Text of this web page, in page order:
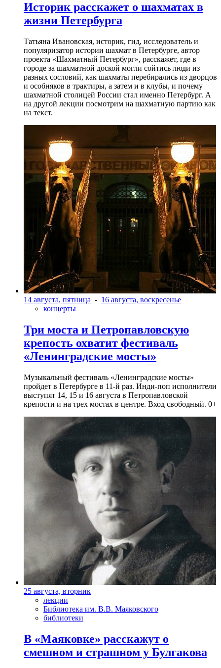
Историк расскажет о шахматах в
жизни Петербурга
Татьяна Ивановская, историк, гид, исследователь и
популяризатор истории шахмат в Петербурге, автор
проекта «Шахматный Петербург», расскажет, где в
городе за шахматной доской могли сойтись люди из
разных сословий, как шахматы перебирались из дворцов
и особняков в трактиры, а затем и в клубы, и почему
шахматной столицей России стал именно Петербург. А
на другой лекции посмотрим на шахматную партию как
на текст.
14 августа, пятница - 16 августа, воскресенье
концерты
Три моста и Петропавловскую
крепость охватит фестиваль
«Ленинградские мосты»
Музыкальный фестиваль «Ленинградские мосты»
пройдет в Петербурге в 11-й раз. Инди-поп исполнители
выступят 14, 15 и 16 августа в Петропавловской
крепости и на трех мостах в центре. Вход свободный. 0+
25 августа, вторник
лекции
Библиотека им. В.В. Маяковского
библиотеки
В «Маяковке» расскажут о
смешном и страшном у Булгакова